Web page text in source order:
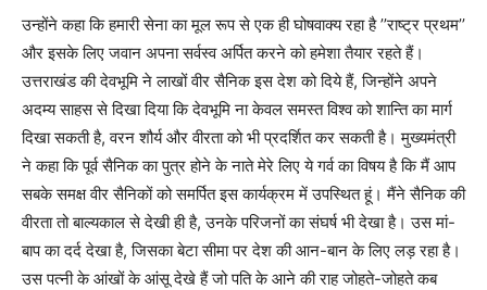
उन्होंने कहा कि हमारी सेना का मूल रूप से एक ही घोषवाक्य रहा है ’’राष्ट्र प्रथम’’
और इसके लिए जवान अपना सर्वस्व अर्पित करने को हमेशा तैयार रहते हैं।
उत्तराखंड की देवभूमि ने लाखों वीर सैनिक इस देश को दिये हैं, जिन्होंने अपने
अदम्य साहस से दिखा दिया कि देवभूमि ना केवल समस्त विश्व को शान्ति का मार्ग
दिखा सकती है, वरन शौर्य और वीरता को भी प्रदर्शित कर सकती है। मुख्यमंत्री
ने कहा कि पूर्व सैनिक का पुत्र होने के नाते मेरे लिए ये गर्व का विषय है कि मैं आप
सबके समक्ष वीर सैनिकों को समर्पित इस कार्यक्रम में उपस्थित हूं। मैंने सैनिक की
वीरता तो बाल्यकाल से देखी ही है, उनके परिजनों का संघर्ष भी देखा है। उस मां-
बाप का दर्द देखा है, जिसका बेटा सीमा पर देश की आन-बान के लिए लड़ रहा है।
उस पत्नी के आंखों के आंसू देखे हैं जो पति के आने की राह जोहते-जोहते कब